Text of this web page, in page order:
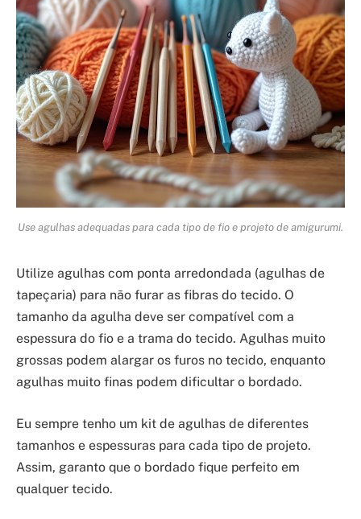
Use agulhas adequadas para cada tipo de fio e projeto de amigurumi.
Utilize agulhas com ponta arredondada (agulhas de
tapeçaria) para não furar as fibras do tecido. O
tamanho da agulha deve ser compatível com a
espessura do fio e a trama do tecido. Agulhas muito
grossas podem alargar os furos no tecido, enquanto
agulhas muito finas podem dificultar o bordado.
Eu sempre tenho um kit de agulhas de diferentes
tamanhos e espessuras para cada tipo de projeto.
Assim, garanto que o bordado fique perfeito em
qualquer tecido.